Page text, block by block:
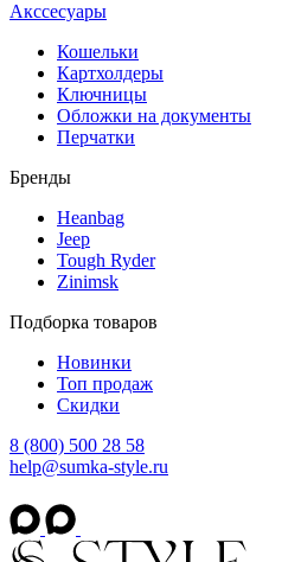
Акссесуары
Кошельки
Картхолдеры
Ключницы
Обложки на документы
Перчатки
Бренды
Heanbag
Jeep
Tough Ryder
Zinimsk
Подборка товаров
Новинки
Топ продаж
Скидки
8 (800) 500 28 58
help@sumka-style.ru